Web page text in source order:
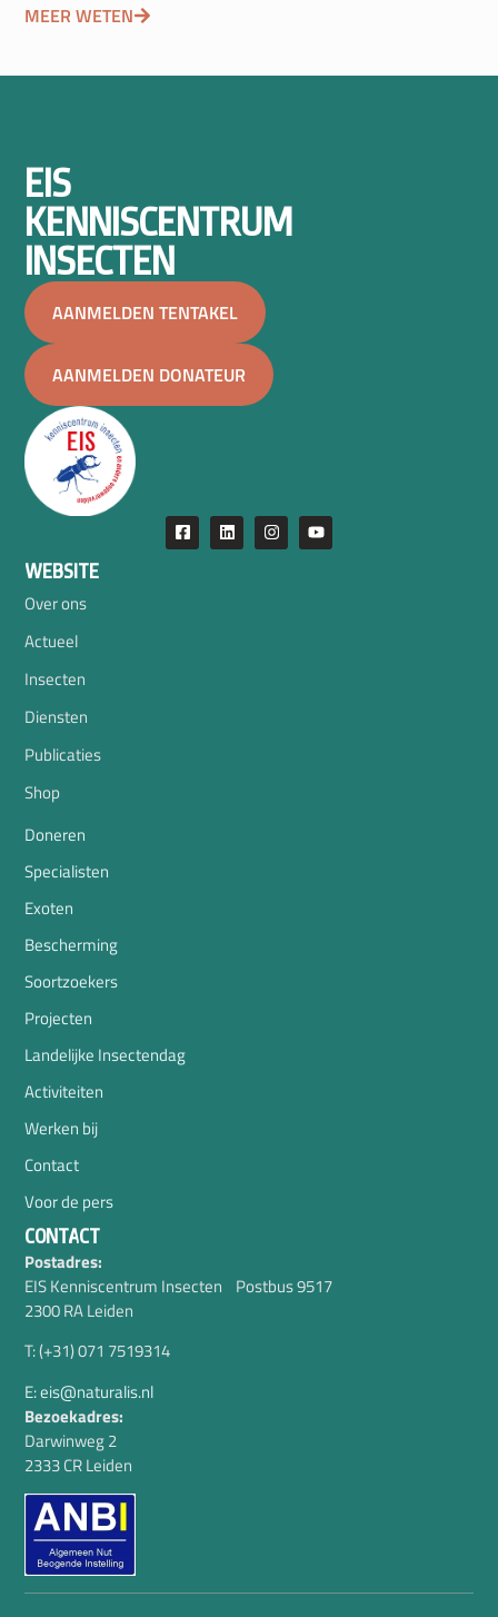
MEER WETEN
EIS
KENNISCENTRUM
INSECTEN
AANMELDEN TENTAKEL
AANMELDEN DONATEUR
WEBSITE
Over ons
Actueel
Insecten
Diensten
Publicaties
Shop
Doneren
Specialisten
Exoten
Bescherming
Soortzoekers
Projecten
Landelijke Insectendag
Activiteiten
Werken bij
Contact
Voor de pers
CONTACT
Postadres:
EIS Kenniscentrum Insecten Postbus 9517
2300 RA Leiden
T: (+31) 071 7519314
E: eis@naturalis.nl
Bezoekadres:
Darwinweg 2
2333 CR Leiden